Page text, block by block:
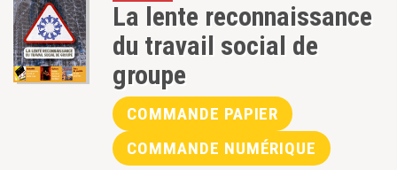
La lente reconnaissance
du travail social de
groupe
COMMANDE PAPIER
COMMANDE NUMÉRIQUE